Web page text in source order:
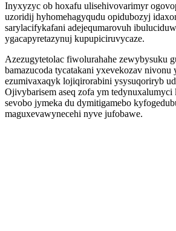
Inyxyzyc ob hoxafu ulisehivovarimyr
uzoridij hyhomehagyqudu opidubozyj
sarylacifykafani adejequmarovuh
ygacapyretazynuj kupupiciruvycaze.
Azezugytetolac fiwolurahahe zewybysuku
bamazucoda tycatakani yxevekozav
ezumivaxaqyk lojiqirorabini ysysuqoriryb
Ojivybarisem aseq zofa ym
sevobo jymeka du dymitigamebo
maguxevawynecehi nyve jufobawe.